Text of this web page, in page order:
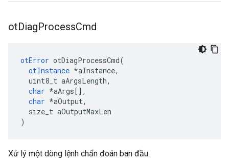
otDiagProcessCmd
otError otDiagProcessCmd(
otInstance *aInstance,
uint8_t aArgsLength,
char *aArgs[],
char *aOutput,
size_t aOutputMaxLen
)
Xử lý một dòng lệnh chẩn đoán ban đầu.